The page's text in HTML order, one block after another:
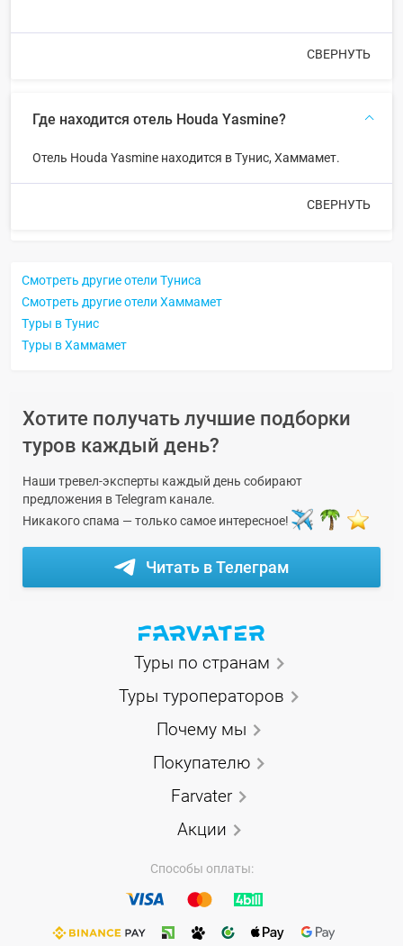
СВЕРНУТЬ
Где находится отель Houda Yasmine?
Отель Houda Yasmine находится в Тунис, Хаммамет.
СВЕРНУТЬ
Смотреть другие отели Туниса
Смотреть другие отели Хаммамет
Туры в Тунис
Туры в Хаммамет
Хотите получать лучшие подборки
туров каждый день?
Наши тревел-эксперты каждый день собирают
предложения в Telegram канале.
Никакого спама — только самое интересное!
Читать в Телеграм
Туры по странам
Туры туроператоров
Почему мы
Покупателю
Farvater
Акции
Способы оплаты: